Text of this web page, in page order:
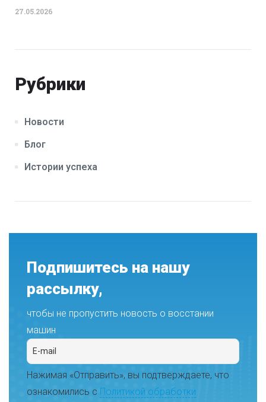
27.05.2026
Рубрики
Новости
Блог
Истории успеха
Подпишитесь на нашу
рассылку,
чтобы не пропустить новость о восстании
машин
Нажимая «Отправить», вы подтверждаете, что
ознакомились с Политикой обработки